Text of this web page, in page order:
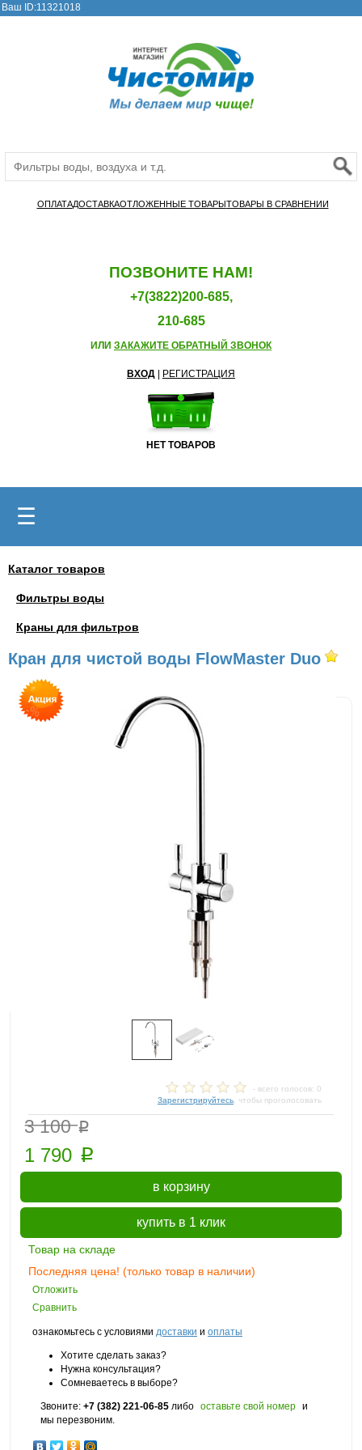
Ваш ID:11321018
ОПЛАТАДОСТАВКАОТЛОЖЕННЫЕ ТОВАРЫТОВАРЫ В СРАВНЕНИИ
ПОЗВОНИТЕ НАМ!
+7(3822)200-685,
210-685
ИЛИ ЗАКАЖИТЕ ОБРАТНЫЙ ЗВОНОК
ВХОД РЕГИСТРАЦИЯ
НЕТ ТОВАРОВ
☰
Каталог товаров
Фильтры воды
Краны для фильтров
Кран для чистой воды FlowMaster Duo
- всего голосов: 0
Зарегистрируйтесь , чтобы проголосовать
3 100p
_____
1 790 p
в корзину
купить в 1 клик
Товар на складе
Последняя цена! (только товар в наличии)
Отложить
Сравнить
ознакомьтесь с условиями доставки и оплаты
Хотите сделать заказ?
Нужна консультация?
Сомневаетесь в выборе?
Звоните: +7 (382) 221-06-85 либо оставьте свой номер и
мы перезвоним.